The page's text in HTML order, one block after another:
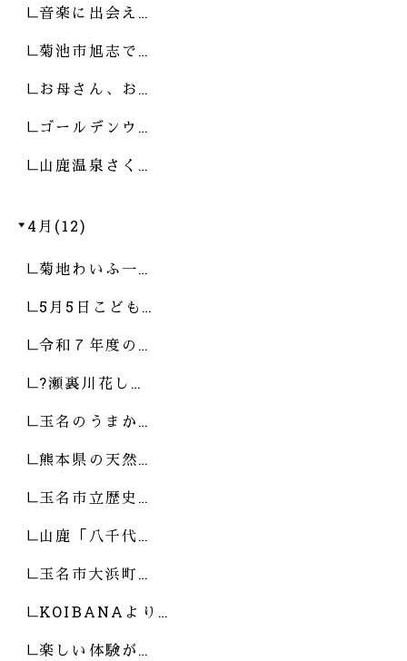
音楽に出会え…
菊池市旭志で…
お母さん、お…
ゴールデンウ…
山鹿温泉さく…
4月(12)
菊地わいふ一…
5月5日こども…
令和７年度の…
?瀬裏川花し…
玉名のうまか…
熊本県の天然…
玉名市立歴史…
山鹿「八千代…
玉名市大浜町…
KOIBANAより…
楽しい体験が…